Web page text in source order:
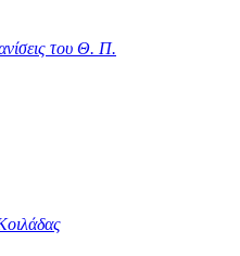
του Θ. Π.